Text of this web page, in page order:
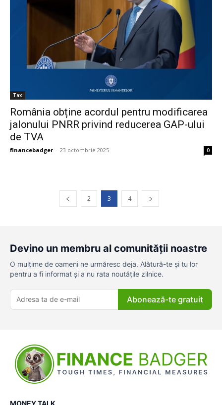
Tax
România obține acordul pentru modificarea
jalonului PNRR privind reducerea GAP-ului
de TVA
financebadger - 23 octombrie 2025 0
2 3 4
Devino un membru al comunității noastre
O mulțime de oameni ne urmăresc deja. Alătură-te și tu lor
pentru a fi informat și a nu rata noutățile zilnice.
Abonează-te gratuit